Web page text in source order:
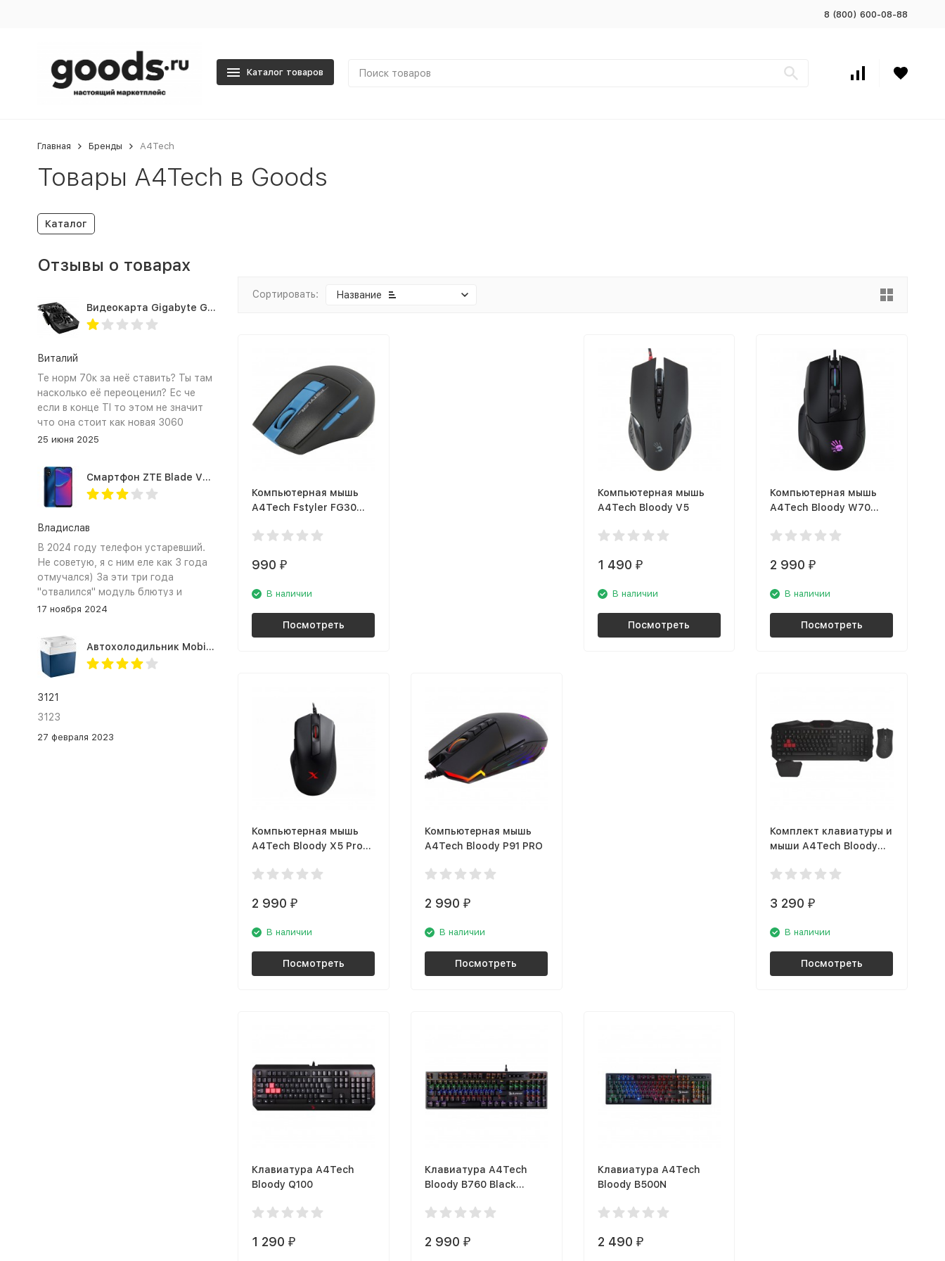
8 (800) 600-08-88
Каталог товаров
Главная Бренды A4Tech
Товары A4Tech в Goods
Каталог
Сортировать: Название
Компьютерная мышь
A4Tech Fstyler FG30
990 ₽
В наличии
Посмотреть
Компьютерная мышь
A4Tech Bloody V5
1 490 ₽
В наличии
Посмотреть
Компьютерная мышь
A4Tech Bloody W70
2 990₽
В наличии
Посмотреть
Компьютерная мышь
A4Tech Bloody X5 Pro
2 990 ₽
В наличии
Посмотреть
Компьютерная мышь
A4Tech Bloody P91 PRO
2 990 ₽
В наличии
Посмотреть
Комплект клавиатуры и
мыши A4Tech Bloody
3 290₽
В наличии
Посмотреть
Клавиатура A4Tech
Bloody Q100
1 290 ₽
Клавиатура A4Tech
Bloody B760 Black
2 990 ₽
Клавиатура A4Tech
Bloody B500N
2 490 ₽
Отзывы о товарах
Видеокарта Gigabyte GTX1660TI 6GB (GV-N166TOC-6GD 1.0A)
Виталий
Те норм 70к за неё ставить? Ты там
насколько её переоценил? Ес че
если в конце TI то этом не значит
что она стоит как новая 3060
25 июня 2025
Смартфон ZTE Blade V2020 Smart 64 Гб синий
Владислав
В 2024 году телефон устаревший.
Не советую, я с ним еле как 3 года
отмучался) За эти три года
"отвалился" модуль блютуз и
сканер отпечатка пальца
17 ноября 2024
Автохолодильник Mobicool MV26 AC/DC
3121
3123
27 февраля 2023